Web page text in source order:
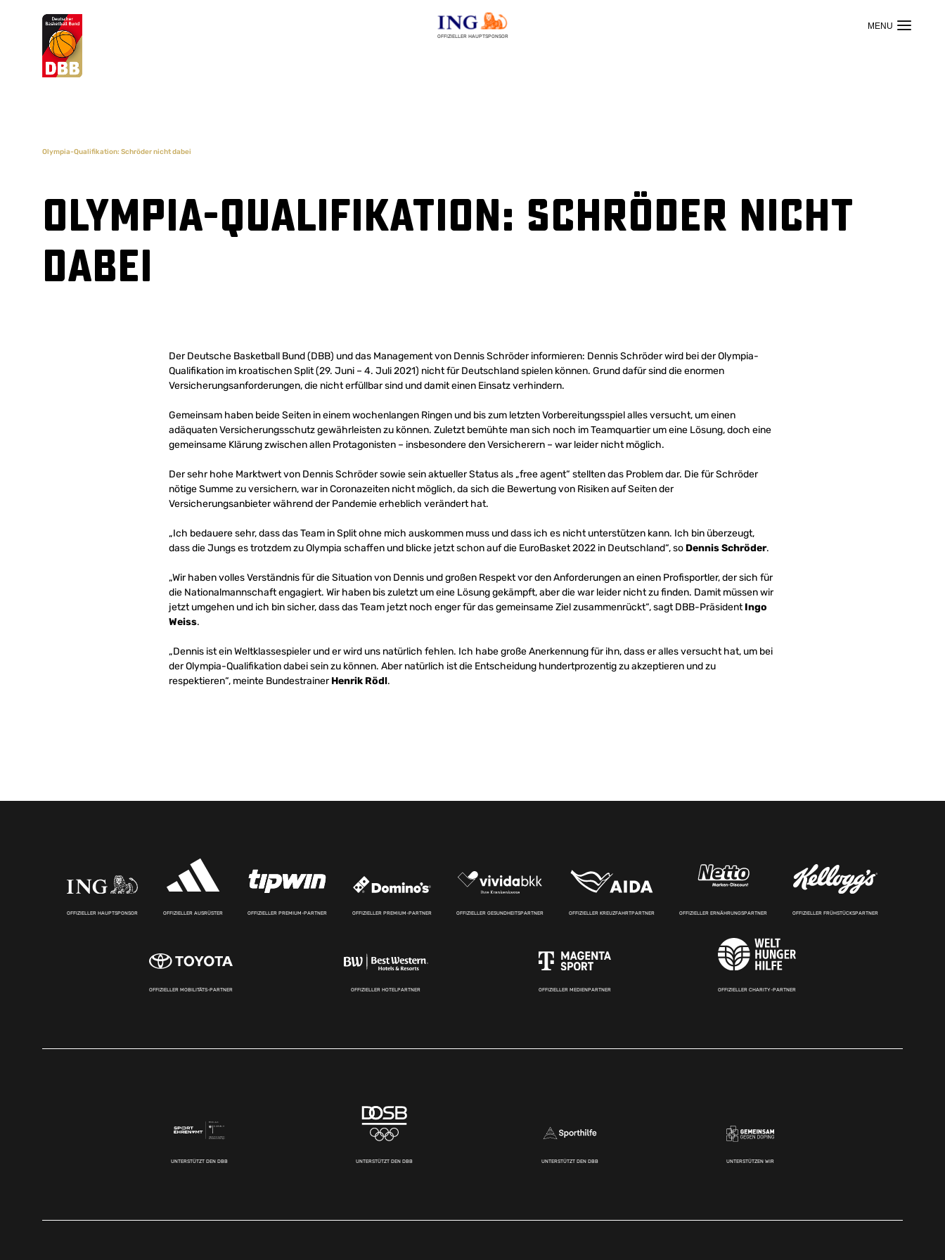
OFFIZIELLER HAUPTSPONSOR
Suchvorschläge
Olympia-Qualifikation: Schröder nicht dabei
Olympia-Qualifikation: Schröder nicht
dabei
Der Deutsche Basketball Bund (DBB) und das Management von Dennis Schröder informieren: Dennis Schröder wird bei der Olympia-
Qualifikation im kroatischen Split (29. Juni – 4. Juli 2021) nicht für Deutschland spielen können. Grund dafür sind die enormen
Versicherungsanforderungen, die nicht erfüllbar sind und damit einen Einsatz verhindern.
Gemeinsam haben beide Seiten in einem wochenlangen Ringen und bis zum letzten Vorbereitungsspiel alles versucht, um einen
adäquaten Versicherungsschutz gewährleisten zu können. Zuletzt bemühte man sich noch im Teamquartier um eine Lösung, doch eine
gemeinsame Klärung zwischen allen Protagonisten – insbesondere den Versicherern – war leider nicht möglich.
Der sehr hohe Marktwert von Dennis Schröder sowie sein aktueller Status als „free agent“ stellten das Problem dar. Die für Schröder
nötige Summe zu versichern, war in Coronazeiten nicht möglich, da sich die Bewertung von Risiken auf Seiten der
Versicherungsanbieter während der Pandemie erheblich verändert hat.
„Ich bedauere sehr, dass das Team in Split ohne mich auskommen muss und dass ich es nicht unterstützen kann. Ich bin überzeugt,
dass die Jungs es trotzdem zu Olympia schaffen und blicke jetzt schon auf die EuroBasket 2022 in Deutschland“, so Dennis Schröder.
„Wir haben volles Verständnis für die Situation von Dennis und großen Respekt vor den Anforderungen an einen Profisportler, der sich für
die Nationalmannschaft engagiert. Wir haben bis zuletzt um eine Lösung gekämpft, aber die war leider nicht zu finden. Damit müssen wir
jetzt umgehen und ich bin sicher, dass das Team jetzt noch enger für das gemeinsame Ziel zusammenrückt“, sagt DBB-PräsidentIngo
Weiss.
„Dennis ist ein Weltklassespieler und er wird uns natürlich fehlen. Ich habe große Anerkennung für ihn, dass er alles versucht hat, um bei
der Olympia-Qualifikation dabei sein zu können. Aber natürlich ist die Entscheidung hundertprozentig zu akzeptieren und zu
respektieren“, meinte BundestrainerHenrik Rödl.
OFFIZIELLER HAUPTSPONSOR OFFIZIELLER AUSRÜSTER OFFIZIELLER PREMIUM-PARTNER OFFIZIELLER PREMIUM-PARTNER OFFIZIELLER GESUNDHEITSPARTNER OFFIZIELLER KREUZFAHRTPARTNER OFFIZIELLER ERNÄHRUNGSPARTNER OFFIZIELLER FRÜHSTÜCKSPARTNER
OFFIZIELLER MOBILITÄTS-PARTNER OFFIZIELLER HOTELPARTNER OFFIZIELLER MEDIENPARTNER OFFIZIELLER CHARITY-PARTNER
UNTERSTÜTZT DEN DBB UNTERSTÜTZT DEN DBB UNTERSTÜTZT DEN DBB UNTERSTÜTZEN WIR